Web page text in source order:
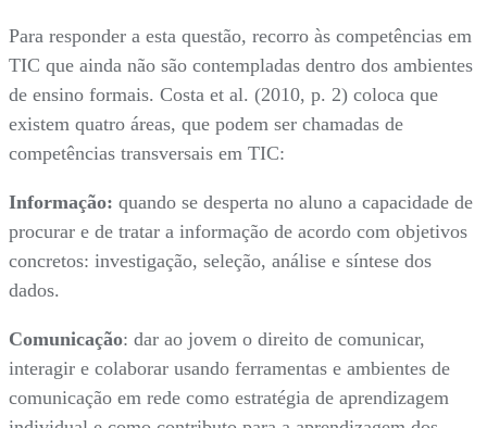
Para responder a esta questão, recorro às competências em
TIC que ainda não são contempladas dentro dos ambientes
de ensino formais. Costa et al. (2010, p. 2) coloca que
existem quatro áreas, que podem ser chamadas de
competências transversais em TIC:
Informação: quando se desperta no aluno a capacidade de
procurar e de tratar a informação de acordo com objetivos
concretos: investigação, seleção, análise e síntese dos
dados.
Comunicação: dar ao jovem o direito de comunicar,
interagir e colaborar usando ferramentas e ambientes de
comunicação em rede como estratégia de aprendizagem